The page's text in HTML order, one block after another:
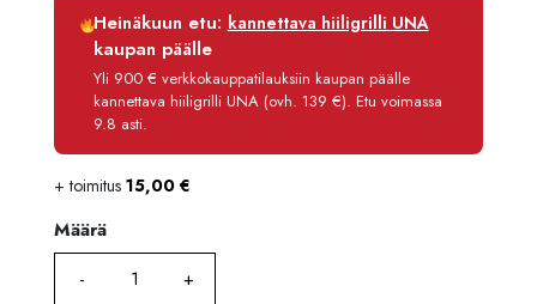
Luottoaika
12 kk
Korko
Käsittelymaksu
3,90 €/kk
Maksettava yhteensä
129,70 €
Heinäkuun etu: kannettava hiiligrilli UNA
kaupan päälle
Yli 900 € verkkokauppatilauksiin kaupan päälle
kannettava hiiligrilli UNA (ovh. 139 €). Etu voimassa
9.8 asti.
+ toimitus 15,00 €
Määrä
Määrä